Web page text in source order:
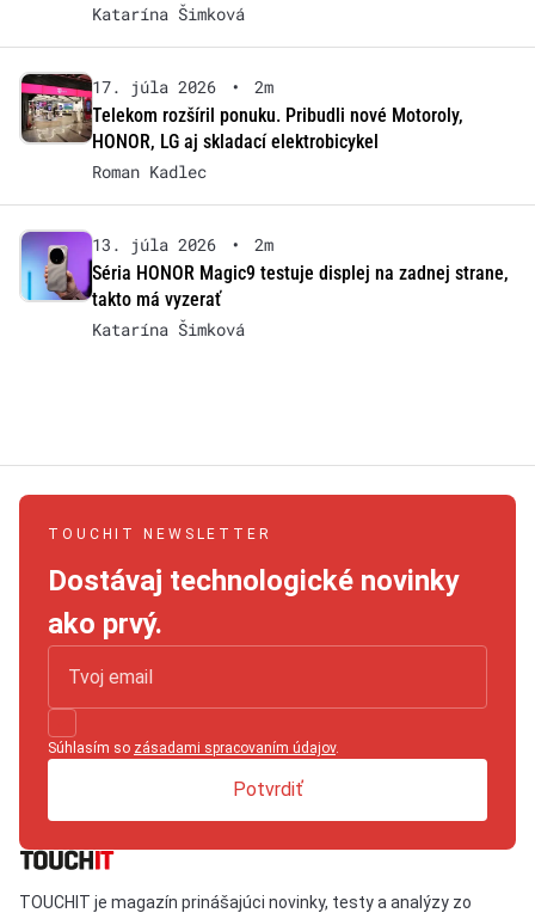
Katarína Šimková
17. júla 2026 •
2m
Telekom rozšíril ponuku. Pribudli nové Motoroly,
HONOR, LG aj skladací elektrobicykel
Roman Kadlec
13. júla 2026 •
2m
Séria HONOR Magic9 testuje displej na zadnej strane,
takto má vyzerať
Katarína Šimková
TOUCHIT NEWSLETTER
Dostávaj technologické novinky
ako prvý.
Súhlasím so zásadami spracovaním údajov.
Potvrdiť
TOUCHIT je magazín prinášajúci novinky, testy a analýzy zo